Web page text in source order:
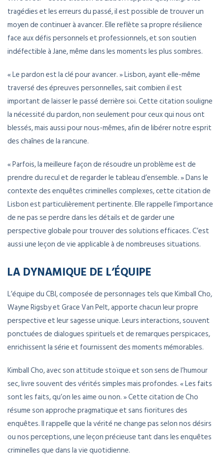
tragédies et les erreurs du passé, il est possible de trouver un
moyen de continuer à avancer. Elle reflète sa propre résilience
face aux défis personnels et professionnels, et son soutien
indéfectible à Jane, même dans les moments les plus sombres.
« Le pardon est la clé pour avancer. » Lisbon, ayant elle-même
traversé des épreuves personnelles, sait combien il est
important de laisser le passé derrière soi. Cette citation souligne
la nécessité du pardon, non seulement pour ceux qui nous ont
blessés, mais aussi pour nous-mêmes, afin de libérer notre esprit
des chaînes de la rancune.
« Parfois, la meilleure façon de résoudre un problème est de
prendre du recul et de regarder le tableau d’ensemble. » Dans le
contexte des enquêtes criminelles complexes, cette citation de
Lisbon est particulièrement pertinente. Elle rappelle l’importance
de ne pas se perdre dans les détails et de garder une
perspective globale pour trouver des solutions efficaces. C’est
aussi une leçon de vie applicable à de nombreuses situations.
LA DYNAMIQUE DE L’ÉQUIPE
L’équipe du CBI, composée de personnages tels que Kimball Cho,
Wayne Rigsby et Grace Van Pelt, apporte chacun leur propre
perspective et leur sagesse unique. Leurs interactions, souvent
ponctuées de dialogues spirituels et de remarques perspicaces,
enrichissent la série et fournissent des moments mémorables.
Kimball Cho, avec son attitude stoïque et son sens de l’humour
sec, livre souvent des vérités simples mais profondes. « Les faits
sont les faits, qu’on les aime ou non. » Cette citation de Cho
résume son approche pragmatique et sans fioritures des
enquêtes. Il rappelle que la vérité ne change pas selon nos désirs
ou nos perceptions, une leçon précieuse tant dans les enquêtes
criminelles que dans la vie quotidienne.